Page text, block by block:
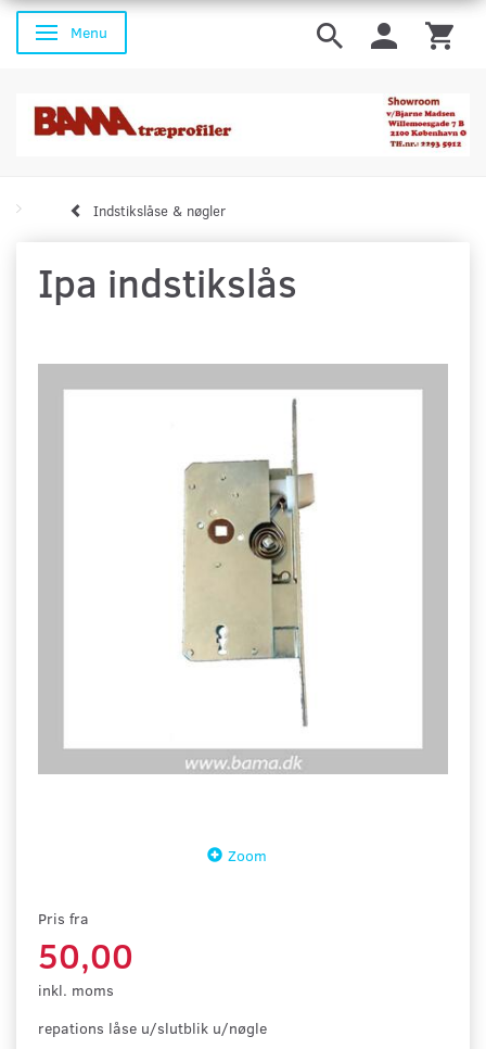
Skifte navigation
Menu
Indstikslåse & nøgler
Ipa indstikslås
Zoom
Pris fra
50,00
inkl. moms
repations låse u/slutblik u/nøgle